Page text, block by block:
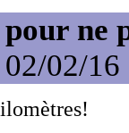
ne
02/16